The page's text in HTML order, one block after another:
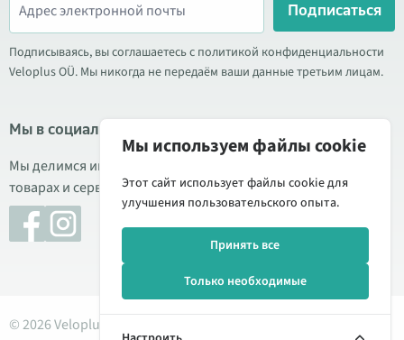
Подписаться
Подписываясь, вы соглашаетесь с политикой конфиденциальности
Veloplus OÜ. Мы никогда не передаём ваши данные третьим лицам.
Мы в социальных сетях
Мы делимся информацией о выгодных акциях, новых
товарах и сервисе. Иногда публикуем обзоры продукции.
© 2026 Veloplus OÜ. Все права защищены
Мы используем файлы cookie
Этот сайт использует файлы cookie для
улучшения пользовательского опыта.
Принять все
Только необходимые